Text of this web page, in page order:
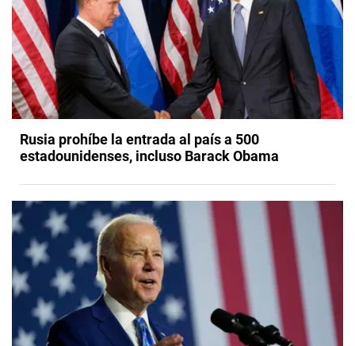
Rusia prohíbe la entrada al país a 500
estadounidenses, incluso Barack Obama